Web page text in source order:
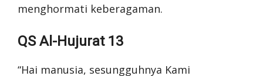
menghormati keberagaman.
QS Al-Hujurat 13
“Hai manusia, sesungguhnya Kami